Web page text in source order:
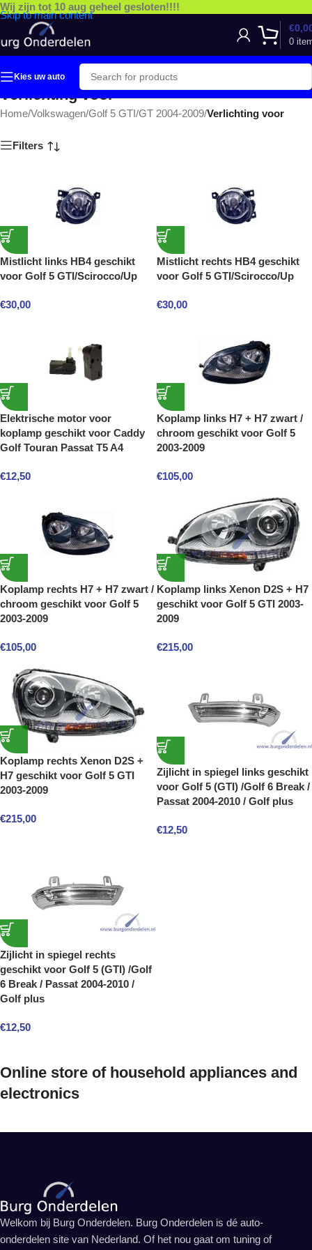
Skip to main content
Wij zijn tot 10 aug geheel gesloten!!!!
0
€
Kies uw auto
Verlichting voor
Home/Volkswagen/Golf 5 GTI/GT 2004-2009/Verlichting voor
Filters
Mistlicht links HB4 geschikt
voor Golf 5 GTI/Scirocco/Up
€30,00
Mistlicht rechts HB4 geschikt
voor Golf 5 GTI/Scirocco/Up
€30,00
Elektrische motor voor
koplamp geschikt voor Caddy
Golf Touran Passat T5 A4
€12,50
Koplamp links H7 + H7 zwart /
chroom geschikt voor Golf 5
2003-2009
€105,00
Koplamp rechts H7 + H7 zwart /
chroom geschikt voor Golf 5
2003-2009
€105,00
Koplamp links Xenon D2S + H7
geschikt voor Golf 5 GTI 2003-
2009
€215,00
Koplamp rechts Xenon D2S +
H7 geschikt voor Golf 5 GTI
2003-2009
€215,00
Zijlicht in spiegel links geschikt
voor Golf 5 (GTI) /Golf 6 Break /
Passat 2004-2010 / Golf plus
€12,50
Zijlicht in spiegel rechts
geschikt voor Golf 5 (GTI) /Golf
6 Break / Passat 2004-2010 /
Golf plus
€12,50
Online store of household appliances and
electronics
Welkom bij Burg Onderdelen. Burg Onderdelen is dé auto-
onderdelen site van Nederland. Of het nou gaat om tuning of